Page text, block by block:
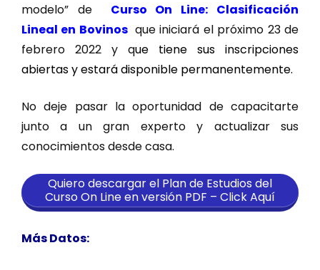
modelo” de Curso On Line: Clasificación
Lineal en Bovinos que iniciará el próximo 23 de
febrero 2022 y que tiene sus inscripciones
abiertas y estará disponible permanentemente.
No deje pasar la oportunidad de capacitarte
junto a un gran experto y actualizar sus
conocimientos desde casa.
Quiero descargar el Plan de Estudios del
Curso On Line en versión PDF – Click Aquí
Más Datos: